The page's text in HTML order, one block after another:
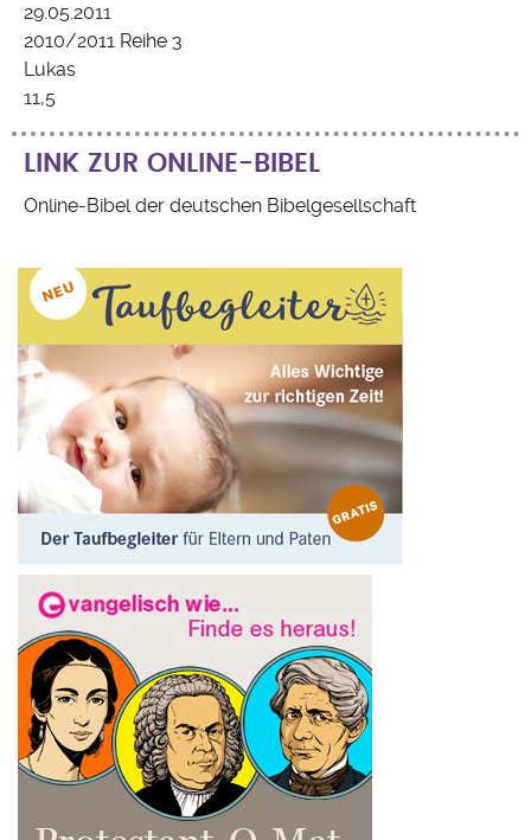
29.05.2011
2010/2011 Reihe 3
Lukas
11,5
LINK ZUR ONLINE-BIBEL
Online-Bibel der deutschen Bibelgesellschaft